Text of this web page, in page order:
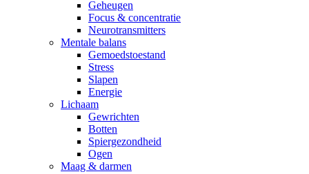
Geheugen
Focus & concentratie
Neurotransmitters
Mentale balans
Gemoedstoestand
Stress
Slapen
Energie
Lichaam
Gewrichten
Botten
Spiergezondheid
Ogen
Maag & darmen